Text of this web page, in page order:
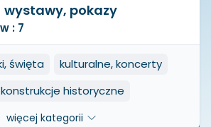
wystawy, pokazy
: 7
święta
kulturalne, koncerty
historyczne
spotkania, wykłady
więcej kategorii